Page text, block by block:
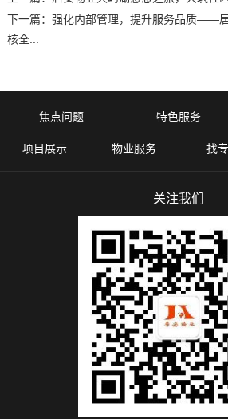
下一篇： 强化内部管理，提升服务品质——
核全...
焦点问题 特色服务
项目展示 物业服务 找
关注我们